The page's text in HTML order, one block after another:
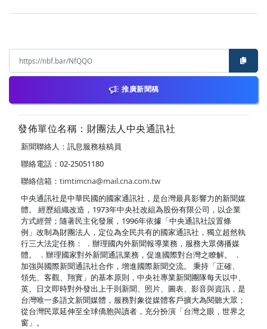
推廣新聞稿
發佈單位名稱：財團法人中央通訊社
新聞聯絡人：訊息服務核稿員
聯絡電話：02-25051180
聯絡信箱： timtimcna@mail.cna.com.tw
中央通訊社是中華民國的國家通訊社，是台灣最具影響力的新聞媒
體。 經歷組織改造，1973年中央社改組為股份有限公司，以企業
方式經營；隨著民主化發展，1996年依據「中央通訊社設置條
例」改制為財團法人，定位為全民共有的國家通訊社，獨立超然執
行三大法定任務： ．辦理國內外新聞報導業務，服務大眾傳播媒
體。 ．辦理國家對外新聞通訊業務，促進國際對台灣之瞭解。 ．
加強與國際新聞通訊社合作，增進國際新聞交流。 秉持「正確、
領先、客觀、翔實」的基本原則，中央社專業新聞團隊每天以中、
英、日文即時對外發出上千則新聞、照片、圖表、影音與資訊，是
台灣唯一多語文新聞媒體，服務對象從媒體客戶擴大為閱聽大眾；
從台灣民眾延伸至全球僑胞與讀者，充分扮演「台灣之眼，世界之
窗」。